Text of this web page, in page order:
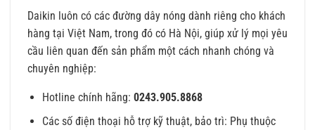
Daikin luôn có các đường dây nóng dành riêng cho khách
hàng tại Việt Nam, trong đó có Hà Nội, giúp xử lý mọi yêu
cầu liên quan đến sản phẩm một cách nhanh chóng và
chuyên nghiệp:
Hotline chính hãng: 0243.905.8868
Các số điện thoại hỗ trợ kỹ thuật, bảo trì: Phụ thuộc